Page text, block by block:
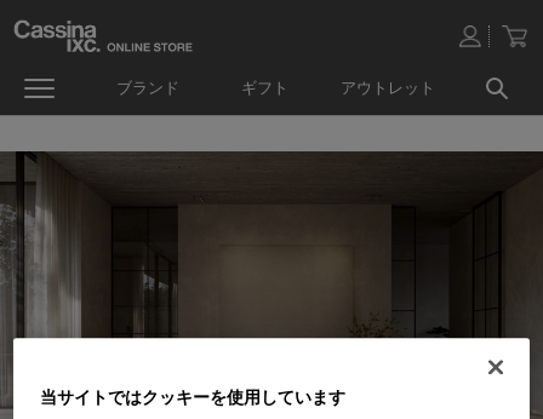
ブランド ギフト アウトレット
当サイトではクッキーを使用しています